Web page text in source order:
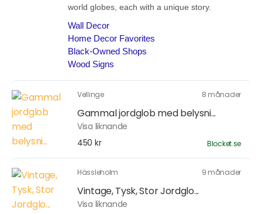
Vellinge 8 månader
Gammal jordglob med belysni...
Visa liknande
450 kr
Blocket.se
Hässleholm 9 månader
Vintage, Tysk, Stor Jordglo...
Visa liknande